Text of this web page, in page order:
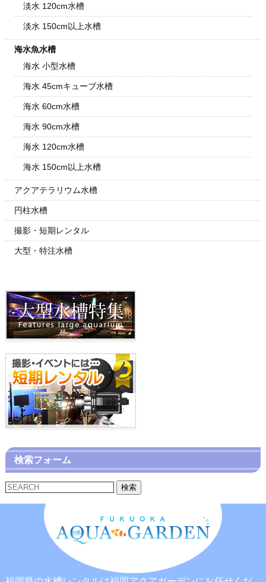
淡水 120cm水槽
淡水 150cm以上水槽
海水魚水槽
海水 小型水槽
海水 45cmキューブ水槽
海水 60cm水槽
海水 90cm水槽
海水 120cm水槽
海水 150cm以上水槽
アクアテラリウム水槽
円柱水槽
撮影・短期レンタル
大型・特注水槽
検索フォーム
検索